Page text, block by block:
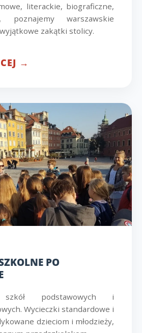
literackie, biograficzne,
poznajemy warszawskie
zakątki stolicy.
→
PO
podstawowych i
Wycieczki standardowe i
dzieciom i młodzieży,